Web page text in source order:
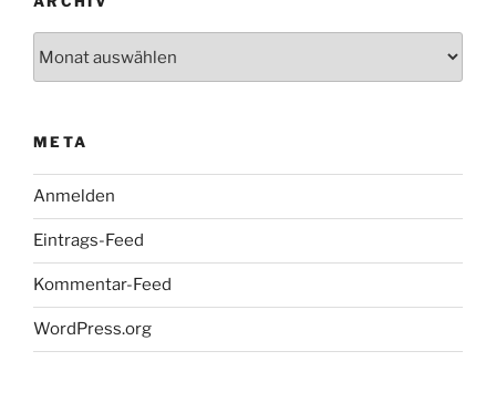
META
Anmelden
Eintrags-Feed
Kommentar-Feed
WordPress.org